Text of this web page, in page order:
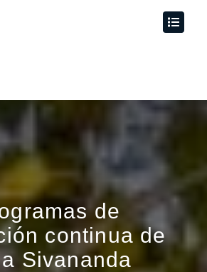
de
continua de
Sivananda